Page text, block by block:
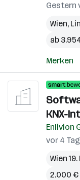
Wien,
ab
Merken
KNX-
Enlivion
vor 4
Wien
2.000 €